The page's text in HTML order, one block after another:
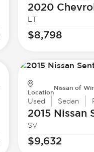
2020
LT
$8,798
Location
Nissan of
Used Sedan
2015 Nissan
SV
$9,632